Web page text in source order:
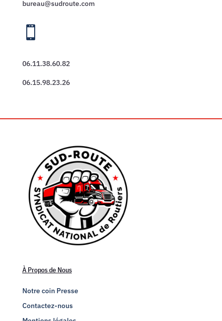
bureau@sudroute.com

06.11.38.60.82
06.15.98.23.26
À Propos de Nous
Notre coin Presse
Contactez-nous